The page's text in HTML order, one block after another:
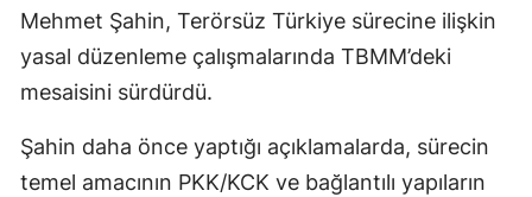
Mehmet Şahin, Terörsüz Türkiye sürecine ilişkin
yasal düzenleme çalışmalarında TBMM’deki
mesaisini sürdürdü.
Şahin daha önce yaptığı açıklamalarda, sürecin
temel amacının PKK/KCK ve bağlantılı yapıların